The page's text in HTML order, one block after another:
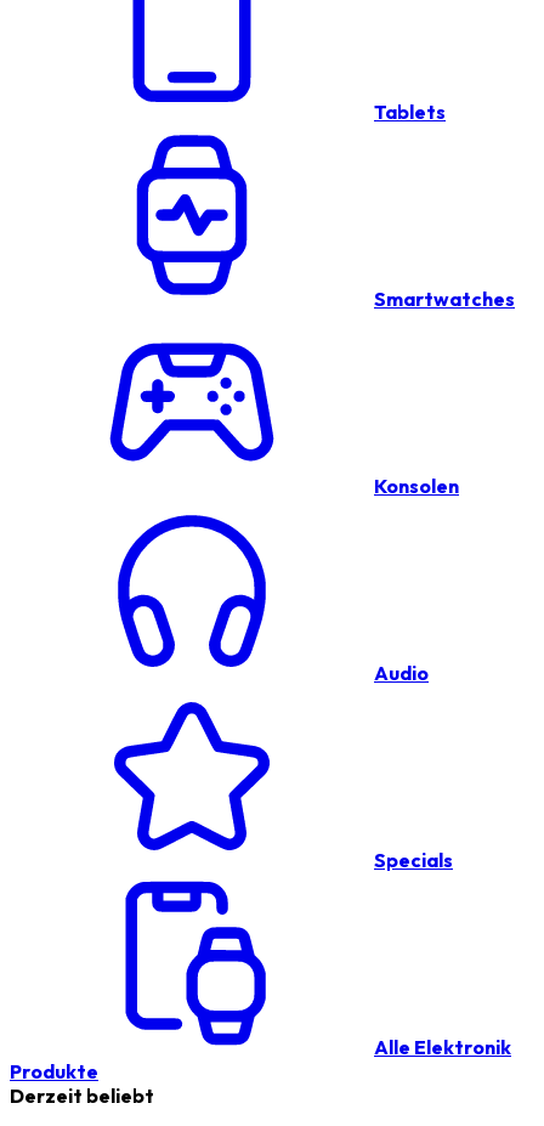
Tablets
Smartwatches
Konsolen
Audio
Specials
Alle Elektronik
Produkte
Derzeit beliebt